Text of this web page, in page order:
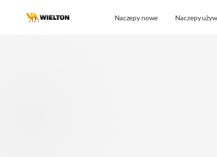
Naczepy nowe Naczepy